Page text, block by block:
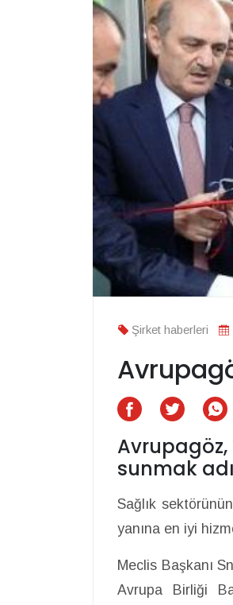
Şirket haberleri
Avrupagöz,
sunmak
Sağlık
yanına en iyi
Meclis Başkanı
Avrupa Birliği